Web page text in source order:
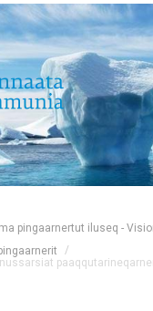
pingaarnertut iluseq -
/